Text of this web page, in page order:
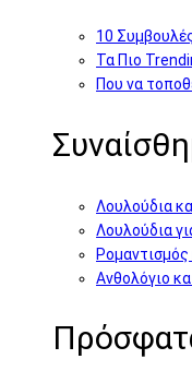
10
Τα Πιο
Που να
Λουλούδια
Λουλούδια
Ρομαντισμός
Ανθολόγιο